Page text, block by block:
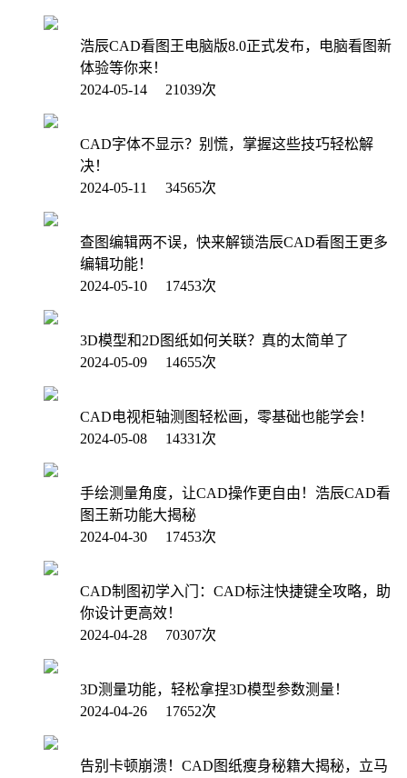
浩辰CAD看图王电脑版8.0正式发布，电脑看图新
体验等你来！
2024-05-14 21039次
CAD字体不显示？别慌，掌握这些技巧轻松解
决！
2024-05-11 34565次
查图编辑两不误，快来解锁浩辰CAD看图王更多
编辑功能！
2024-05-10 17453次
3D模型和2D图纸如何关联？真的太简单了
2024-05-09 14655次
CAD电视柜轴测图轻松画，零基础也能学会！
2024-05-08 14331次
手绘测量角度，让CAD操作更自由！浩辰CAD看
图王新功能大揭秘
2024-04-30 17453次
CAD制图初学入门：CAD标注快捷键全攻略，助
你设计更高效！
2024-04-28 70307次
3D测量功能，轻松拿捏3D模型参数测量！
2024-04-26 17652次
告别卡顿崩溃！CAD图纸瘦身秘籍大揭秘，立马